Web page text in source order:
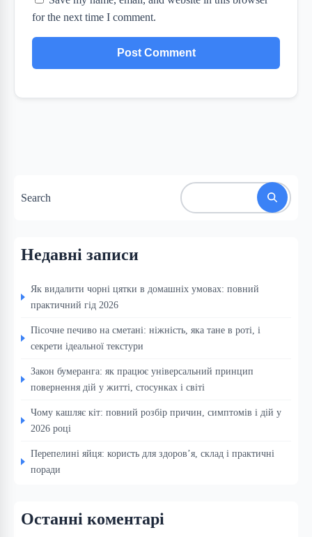
for the next time I comment.
Search
Недавні записи
Як видалити чорні цятки в домашніх умовах: повний
практичний гід 2026
Пісочне печиво на сметані: ніжність, яка тане в роті, і
секрети ідеальної текстури
Закон бумеранга: як працює універсальний принцип
повернення дій у житті, стосунках і світі
Чому кашляє кіт: повний розбір причин, симптомів і дій у
2026 році
Перепелині яйця: користь для здоров’я, склад і практичні
поради
Останні коментарі